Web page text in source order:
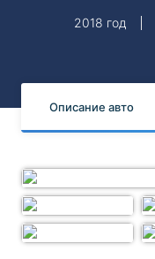
2018 год
Описание авто